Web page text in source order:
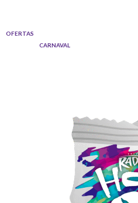
contenido
OFERTAS
CARNAVAL